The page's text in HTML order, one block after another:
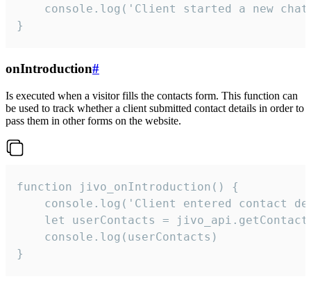
console.log('Client started a new
}
onIntroduction#
Is executed when a visitor fills the contacts form. This function can
be used to track whether a client submitted contact details in order to
pass them in other forms on the website.
function jivo_onIntroduction() {
console.log('Client entered contact
let userContacts =
    console.log(userContacts)
}